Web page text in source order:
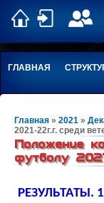
ГЛАВНАЯ
Главная » 2021 »
2021-22г.г. среди
Положение
футболу
РЕЗУЛЬТАТЫ.